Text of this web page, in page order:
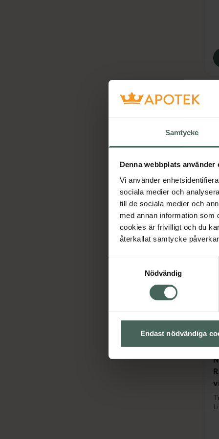
Samtycke
Denna webbplats använder
Vi använder
sociala medier och
till de sociala medier och
med annan information som
cookies är frivilligt och du
återkallat samtycke
Nödvändig
Endast nödvändiga